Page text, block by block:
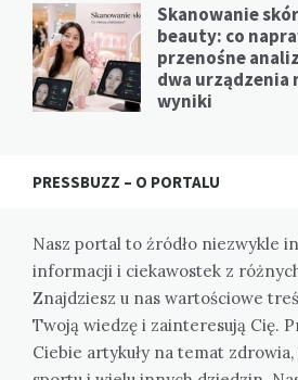
Skanowanie
beauty: co
przenośne
dwa urządzenia
wyniki
PRESSBUZZ – O PORTALU
Nasz portal to źródło niezwykle
informacji i ciekawostek z
Znajdziesz u nas wartościowe
Twoją wiedzę i zainteresują Cię.
Ciebie artykuły na temat zdrowia,